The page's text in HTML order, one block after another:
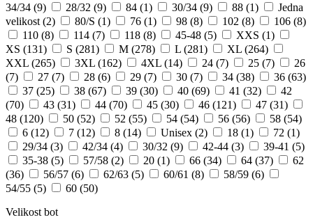
34/34 (9) 28/32 (9) 84 (1) 30/34 (9) 88 (1)
Jedna
velikost (2) 80/S (1) 76 (1) 98 (8) 102 (8) 106 (8)
110 (8) 114 (7) 118 (8) 45-48 (5) XXS (1)
XS (131) S (281) M (278) L (281) XL (264)
XXL (265) 3XL (162) 4XL (14) 24 (7) 25 (7)
26
(7)
27 (7) 28 (6) 29 (7) 30 (7) 34 (38) 36 (63)
37 (25) 38 (67) 39 (30) 40 (69) 41 (32)
42
(70)
43 (31) 44 (70) 45 (30) 46 (121) 47 (31)
48 (120) 50 (52) 52 (55) 54 (54) 56 (56) 58 (54)
6 (12) 7 (12) 8 (14) Unisex (2) 18 (1) 72 (1)
29/34 (3) 42/34 (4) 30/32 (9) 42-44 (3) 39-41 (5)
35-38 (5) 57/58 (2) 20 (1) 66 (34) 64 (37)
62
(36)
56/57 (6) 62/63 (5) 60/61 (8) 58/59 (6)
54/55 (5) 60 (50)
Velikost bot